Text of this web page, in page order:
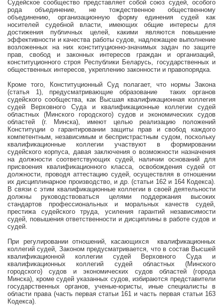
Судейское сообщество представляет собой союз судей, особого
рода объединение, не тождественное общественному
объединению, организационную форму единения судей как
носителей судебной власти, имеющих общие интересы для
достижения публичных целей, какими являются повышение
эффективности и качества работы судов, надлежащее выполнение
возложенных на них конституционно-значимых задач по защите
прав, свобод и законных интересов граждан и организаций,
конституционного строя Республики Беларусь, государственных и
общественных интересов, укреплению законности и правопорядка.
Кроме того, Конституционный Суд полагает, что нормы Закона
(статья 1), предусматривающие образование
таких органов
судейского сообщества, как Высшая квалификационная коллегия
судей Верховного Суда и квалификационные коллегии судей
областных (Минского городского) судов и экономических судов
областей (г. Минска), имеют целью реализацию положений
Конституции о гарантировании защиты прав и свобод каждого
компетентным, независимым и беспристрастным судом, поскольку
квалификационные коллегии участвуют в формировании
судейского корпуса, давая заключения о возможности назначения
на должности соответствующих судей, наличии оснований для
присвоения квалификационного класса, освобождения судей от
должности, проводя аттестацию судей, осуществляя в отношении
их дисциплинарное производство, и др. (статьи 162 и 164 Кодекса).
В связи с этим квалификационные коллегии в своей деятельности
должны руководствоваться целями поддержания высоких
стандартов профессиональных и моральных качеств судей,
престижа судейского труда, усиления гарантий независимости
судей, повышения ответственности и дисциплины в работе судов и
судей.
При регулировании отношений, касающихся
квалификационных
коллегий судей, Законом предусматривается, что в состав Высшей
квалификационной коллегии судей Верховного Суда и
квалификационных коллегий судей областных (Минского
городского) судов и экономических судов областей (города
Минска), кроме судей указанных судов, избираются представители
государственных органов, ученые-юристы, иные специалисты в
области права (часть первая статьи 161 и часть первая статьи 163
Кодекса).